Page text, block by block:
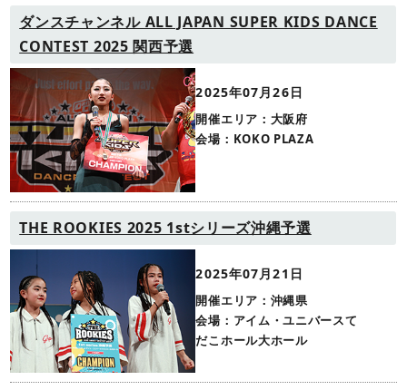
ダンスチャンネル ALL JAPAN SUPER KIDS DANCE
CONTEST 2025 関西予選
2025年07月26日
開催エリア：大阪府
会場：KOKO PLAZA
THE ROOKIES 2025 1stシリーズ沖縄予選
2025年07月21日
開催エリア：沖縄県
会場：アイム・ユニバースて
だこホール大ホール